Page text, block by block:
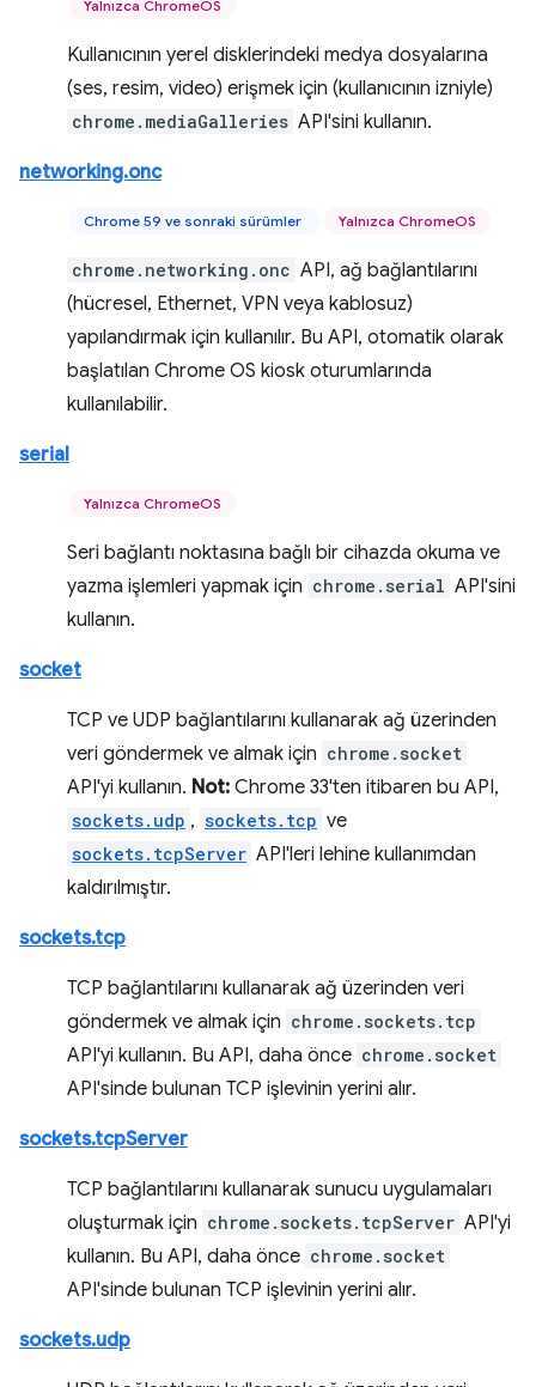
Yalnızca ChromeOS
Kullanıcının yerel disklerindeki medya dosyalarına
(ses, resim, video) erişmek için (kullanıcının izniyle)
chrome.mediaGalleries API'sini kullanın.
networking.onc
Chrome 59 ve sonraki sürümler Yalnızca ChromeOS
chrome.networking.onc API, ağ bağlantılarını
(hücresel, Ethernet, VPN veya kablosuz)
yapılandırmak için kullanılır. Bu API, otomatik olarak
başlatılan Chrome OS kiosk oturumlarında
kullanılabilir.
serial
Yalnızca ChromeOS
Seri bağlantı noktasına bağlı bir cihazda okuma ve
yazma işlemleri yapmak için chrome.serial API'sini
kullanın.
socket
TCP ve UDP bağlantılarını kullanarak ağ üzerinden
veri göndermek ve almak için chrome.socket
API'yi kullanın. Not: Chrome 33'ten itibaren bu API,
sockets.udp , sockets.tcp ve
sockets.tcpServer API'leri lehine kullanımdan
kaldırılmıştır.
sockets.tcp
TCP bağlantılarını kullanarak ağ üzerinden veri
göndermek ve almak için chrome.sockets.tcp
API'yi kullanın. Bu API, daha önce chrome.socket
API'sinde bulunan TCP işlevinin yerini alır.
sockets.tcpServer
TCP bağlantılarını kullanarak sunucu uygulamaları
oluşturmak için chrome.sockets.tcpServer API'yi
kullanın. Bu API, daha önce chrome.socket
API'sinde bulunan TCP işlevinin yerini alır.
sockets.udp